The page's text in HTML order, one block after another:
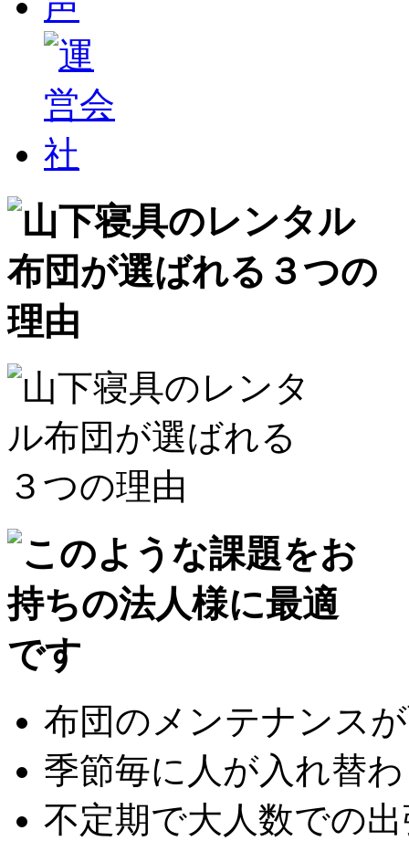
布団のメンテナンス
季節毎に人が入れ替
不定期で大人数での